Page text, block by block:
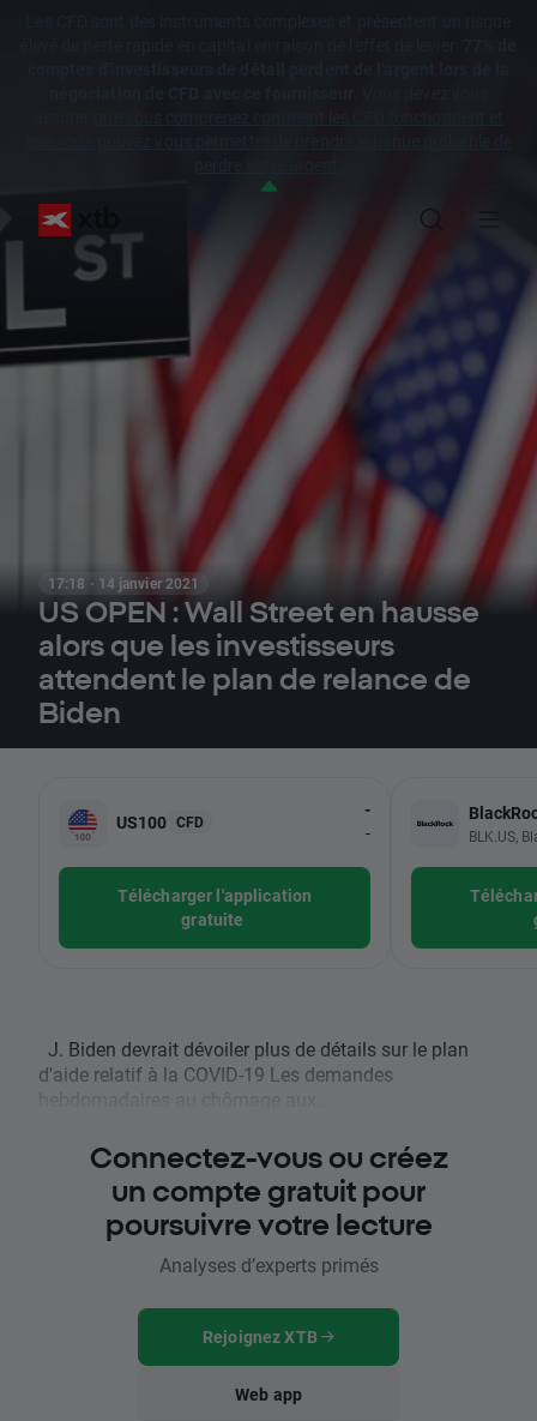
17:18 · 14 janvier 2021
US OPEN : Wall Street en hausse
alors que les investisseurs
attendent le plan de relance de
Biden
US100 CFD
-
-
Télécharger l'application
gratuite
BLK.US,
J. Biden devrait dévoiler plus de détails sur le plan
d'aide relatif à la COVID-19 Les demandes
Connectez-vous ou créez
un compte gratuit pour
poursuivre votre lecture
Analyses d’experts primés
Rejoignez XTB
Web app